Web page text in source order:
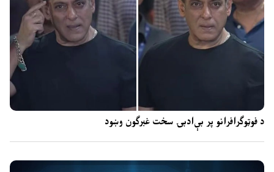
د فوټوګرافرانو پر بې‌ادبۍ سخت غبرګون وښود